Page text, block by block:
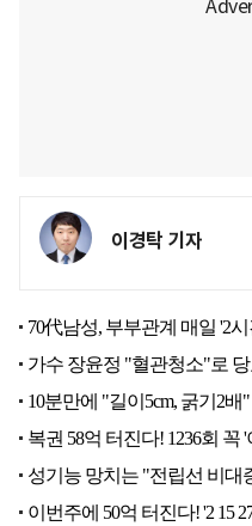
이경탁 기자